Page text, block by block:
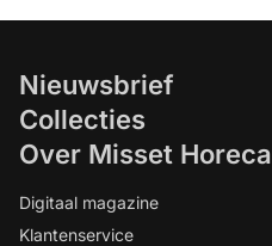
Nieuwsbrief
Collecties
Over Misset Horeca
Digitaal magazine
Klantenservice